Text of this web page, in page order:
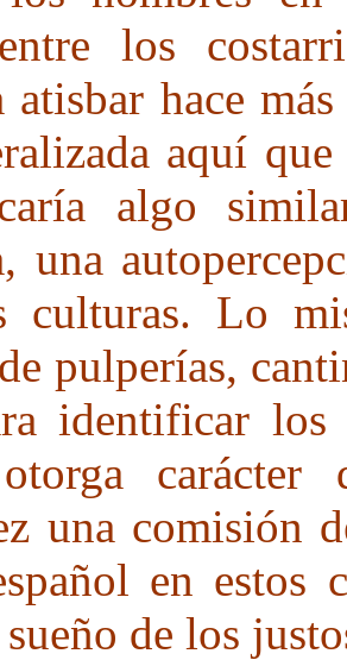
los
atisbar hace
aquí
algo
una
culturas. Lo
pulperías,
identificar los
una comisión
en estos
de los